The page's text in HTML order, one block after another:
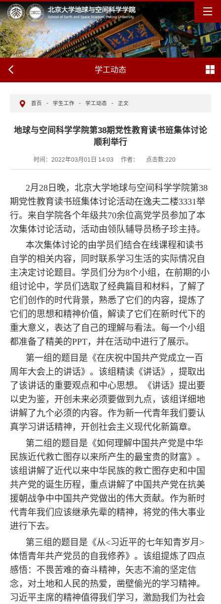
学工动态
首页 - 学生工作 - 学工动态 - 正文
地球与空间科学学院第38期党性教育读书班集体讨论
顺利举行
时间：2022年03月01日 14:03 作者： 点击数:220
2月28日晚，北京大学地球与空间科学学院第38
期党性教育读书班集体讨论活动在逸夫二楼3331举
行。来自学院各个年级共70余位高党学员参加了本
次集体讨论活动，活动由领队辅导员杨子珍主持。
本次集体讨论的由学员们结合在线课程和读书
自学的相关内容，同时联系学习生活的实际情况自
主决定讨论题目。学员们分为8个小组，在前期的小
组讨论中，学员们选取了经典篇目和材料，了解了
它们创作的时代背景，熟悉了它们的内容，提炼了
它们的思想和精神价值，解读了它们在新时代下的
重大意义，表达了自己的理解与看法。每一个小组
都准备了精美的PPT，并在活动中进行了展示。
第一组的题目是《在庆祝中国共产党成立一百
周年大会上的讲话》。该组精读《讲话》，提取出
了该讲话的重要观点和中心思想。《讲话》提出要
以史为鉴，开创未来必须要做到九点，该组详细地
讲解了九个必须的内容。作为新一代青年我们要认
真学习讲话精神，开创社会主义现代化新篇章。
第二组的题目是《如何理解中国共产党是中华
民族近代救亡图存以来所产生的最宝贵的财富》。
该组讲解了近代以来中华民族的救亡图存史和中国
共产党的诞生历程，重点讲解了中国共产党在抗美
援朝战争中中国共产党做出的伟大贡献。作为新时
代青年我们应该继承先辈的精神，将党的伟大事业
进行下去。
第三组的题目是《从<习近平的七年知青岁月>
体悟青年共产党员的自我修养》。该组提炼了四点
感悟：不畏苦难的奋斗精神，矢志不渝的坚定信
念，对土地和人民的热爱，凿壁偷光的学习精神。
习近平主席的精神值得我们学习，激励我们为社会